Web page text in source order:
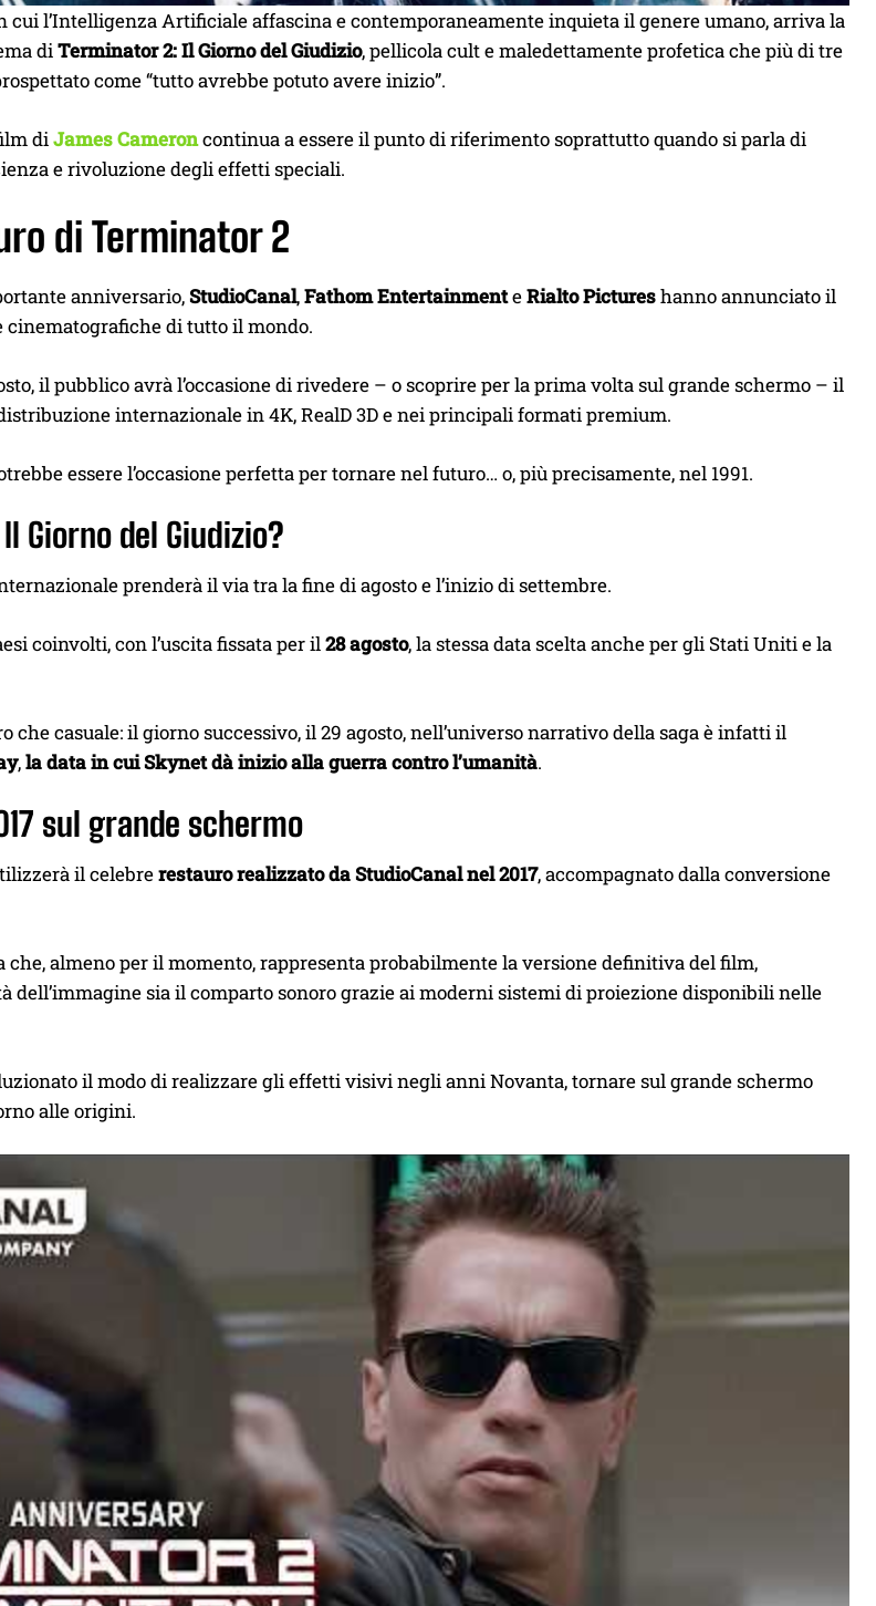
cui l’Intelligenza Artificiale affascina e contemporaneamente inquieta il genere umano, arriva la
diTerminator 2: Il Giorno del Giudizio, pellicola cult e maledettamente profetica che più di tre
come “tutto avrebbe potuto avere inizio”.
diJames Cameroncontinua a essere il punto di riferimento soprattutto quando si parla di
e rivoluzione degli effetti speciali.
di Terminator 2
anniversario,StudioCanal,Fathom EntertainmenteRialto Pictureshanno annunciato il
di tutto il mondo.
il pubblico avrà l’occasione di rivedere – o scoprire per la prima volta sul grande schermo – il
internazionale in 4K, RealD 3D e nei principali formati premium.
essere l’occasione perfetta per tornare nel futuro… o, più precisamente, nel 1991.
Giorno del Giudizio?
prenderà il via tra la fine di agosto e l’inizio di settembre.
coinvolti, con l’uscita fissata per il28 agosto, la stessa data scelta anche per gli Stati Uniti e la
che casuale: il giorno successivo, il 29 agosto, nell’universo narrativo della saga è infatti il
,la data in cui Skynet dà inizio alla guerra contro l’umanità.
sul grande schermo
il celebrerestauro realizzato da StudioCanal nel 2017, accompagnato dalla conversione
che, almeno per il momento, rappresenta probabilmente la versione definitiva del film,
dell’immagine sia il comparto sonoro grazie ai moderni sistemi di proiezione disponibili nelle
il modo di realizzare gli effetti visivi negli anni Novanta, tornare sul grande schermo
alle origini.